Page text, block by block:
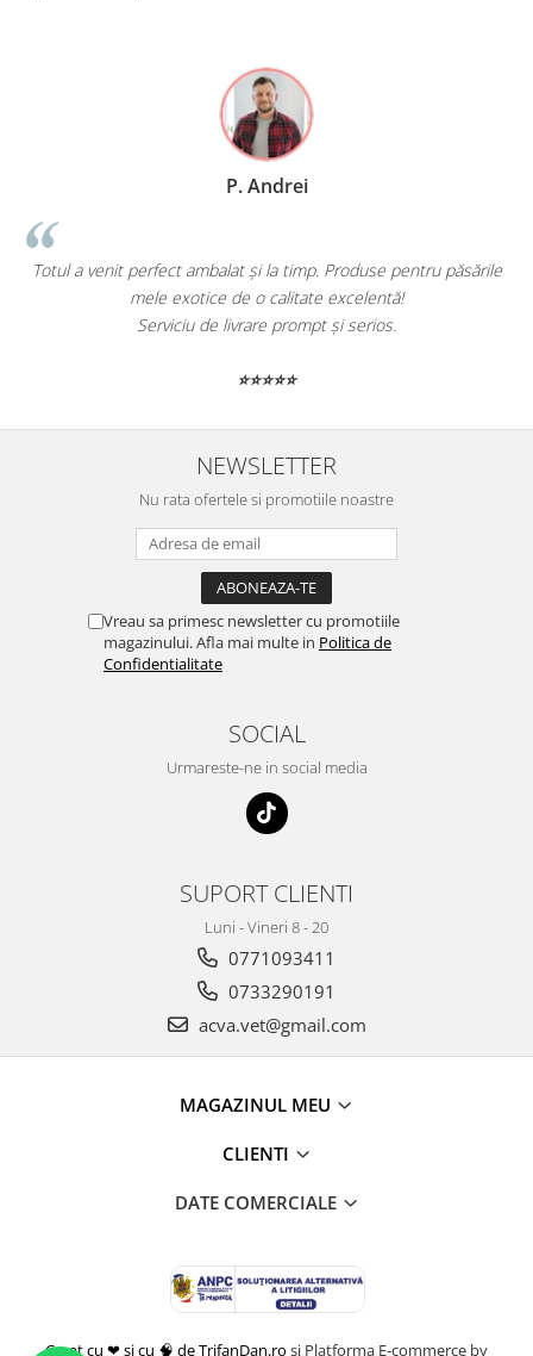
P. Andrei
Totul a venit perfect ambalat și la timp. Produse pentru păsările
mele exotice de o calitate excelentă!
Serviciu de livrare prompt și serios.
⭐⭐⭐⭐⭐
NEWSLETTER
Nu rata ofertele si promotiile noastre
Vreau sa primesc newsletter cu promotiile
magazinului. Afla mai multe in Politica de
Confidentialitate
SOCIAL
Urmareste-ne in social media
SUPORT CLIENTI
Luni - Vineri 8 - 20
0771093411
0733290191
acva.vet@gmail.com
MAGAZINUL MEU
CLIENTI
DATE COMERCIALE
Creat cu ❤ și cu 🧠 de TrifanDan.ro si Platforma E-commerce by